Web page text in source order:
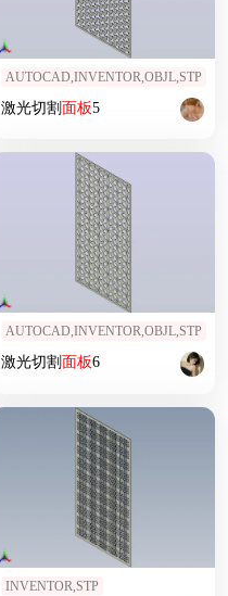
AUTOCAD,INVENTOR,OBJL,STP
激光切割面板5
AUTOCAD,INVENTOR,OBJL,STP
激光切割面板6
INVENTOR,STP